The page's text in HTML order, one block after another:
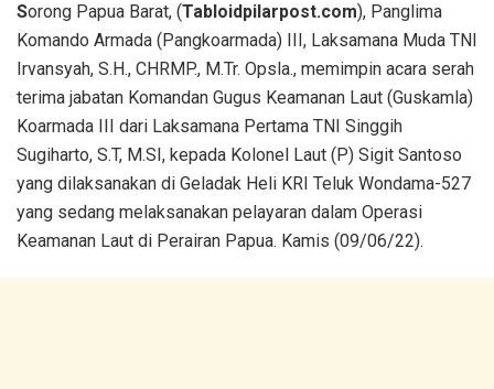
ce
b
o
o
k
tt
er
at
s
A
p
p
er
es
t
e
gr
a
m
ar
e
Sorong Papua Barat, (Tabloidpilarpost.com), Panglima
Komando Armada (Pangkoarmada) III, Laksamana Muda TNI
Irvansyah, S.H., CHRMP., M.Tr. Opsla., memimpin acara serah
terima jabatan Komandan Gugus Keamanan Laut (Guskamla)
Koarmada III dari Laksamana Pertama TNI Singgih
Sugiharto, S.T, M.SI, kepada Kolonel Laut (P) Sigit Santoso
yang dilaksanakan di Geladak Heli KRI Teluk Wondama-527
yang sedang melaksanakan pelayaran dalam Operasi
Keamanan Laut di Perairan Papua. Kamis (09/06/22).